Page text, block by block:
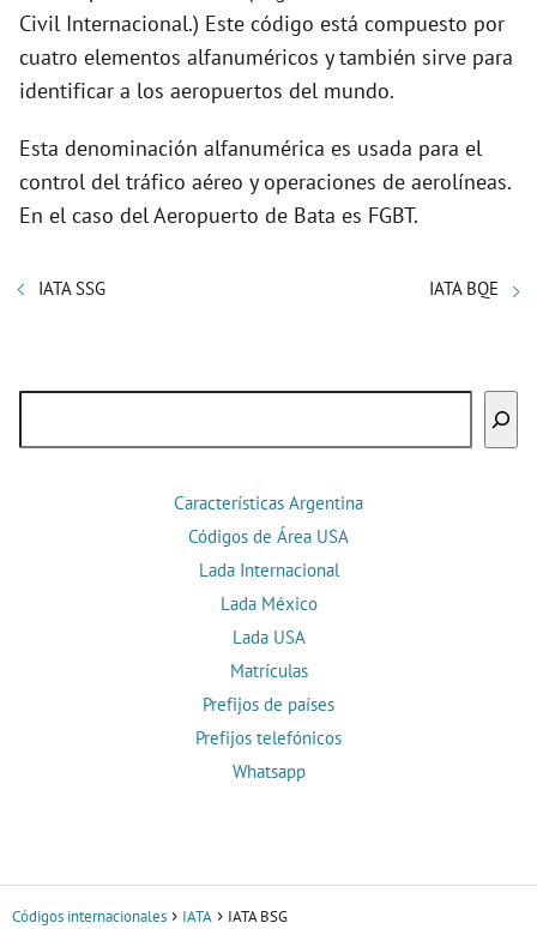
Civil Internacional.) Este código está compuesto por
cuatro elementos alfanuméricos y también sirve para
identificar a los aeropuertos del mundo.
Esta denominación alfanumérica es usada para el
control del tráfico aéreo y operaciones de aerolíneas.
En el caso del Aeropuerto de Bata es FGBT.
IATA SSG IATA BQE
Características Argentina
Códigos de Área USA
Lada Internacional
Lada México
Lada USA
Matrículas
Prefijos de países
Prefijos telefónicos
Whatsapp
Códigos internacionales IATA IATA BSG